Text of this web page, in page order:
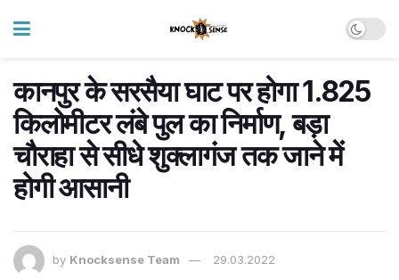
कानपुर के सरसैया घाट पर होगा 1.825
किलोमीटर लंबे पुल का निर्माण, बड़ा
चौराहा से सीधे शुक्लागंज तक जाने में
होगी आसानी
by Knocksense Team 29.03.2022